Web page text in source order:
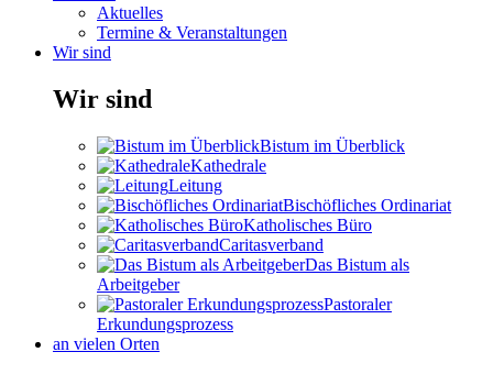
Aktuelles
Termine & Veranstaltungen
Wir sind
Wir sind
Bistum im Überblick
Kathedrale
Leitung
Bischöfliches Ordinariat
Katholisches Büro
Caritasverband
Das Bistum als
Arbeitgeber
Pastoraler
Erkundungsprozess
an vielen Orten